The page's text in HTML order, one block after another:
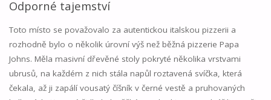
Odporné tajemství
Toto místo se považovalo za autentickou italskou pizzerii a
rozhodně bylo o několik úrovní výš než běžná pizzerie Papa
Johns. Měla masivní dřevěné stoly pokryté několika vrstvami
ubrusů, na každém z nich stála napůl roztavená svíčka, která
čekala, až ji zapálí vousatý číšník v černé vestě a pruhovaných